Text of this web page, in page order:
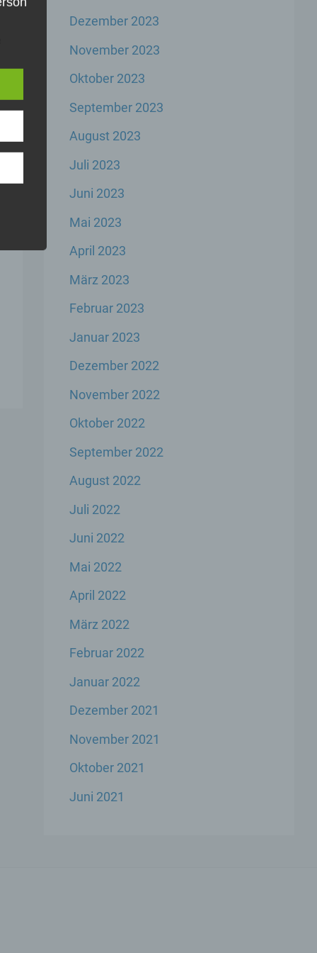
Dezember 2023
November 2023
Oktober 2023
September 2023
August 2023
Juli 2023
Juni 2023
Mai 2023
April 2023
März 2023
Februar 2023
Januar 2023
Dezember 2022
November 2022
Oktober 2022
September 2022
August 2022
Juli 2022
Juni 2022
Mai 2022
April 2022
März 2022
Februar 2022
Januar 2022
Dezember 2021
November 2021
Oktober 2021
Juni 2021